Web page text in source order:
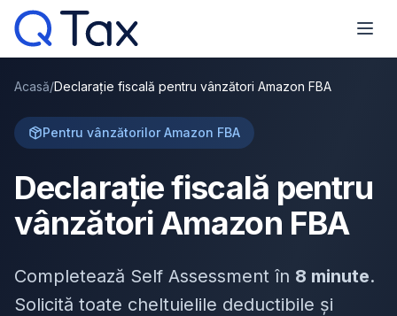
Acasă/Declarație fiscală pentru vânzători Amazon FBA
Pentru vânzătorilor Amazon FBA
Declarație fiscală pentru
vânzători Amazon FBA
Completează Self Assessment în 8 minute.
Solicită toate cheltuielile deductibile și